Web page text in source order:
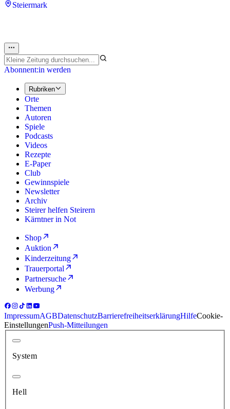
Steiermark
Abonnent:in werden
Rubriken
Orte
Themen
Autoren
Spiele
Podcasts
Videos
Rezepte
E-Paper
Club
Gewinnspiele
Newsletter
Archiv
Steirer helfen Steirern
Kärntner in Not
Shop
Auktion
Kinderzeitung
Trauerportal
Partnersuche
Werbung
ImpressumAGBDatenschutzBarrierefreiheitserklärungHilfeCookie-
EinstellungenPush-Mitteilungen
System
Hell